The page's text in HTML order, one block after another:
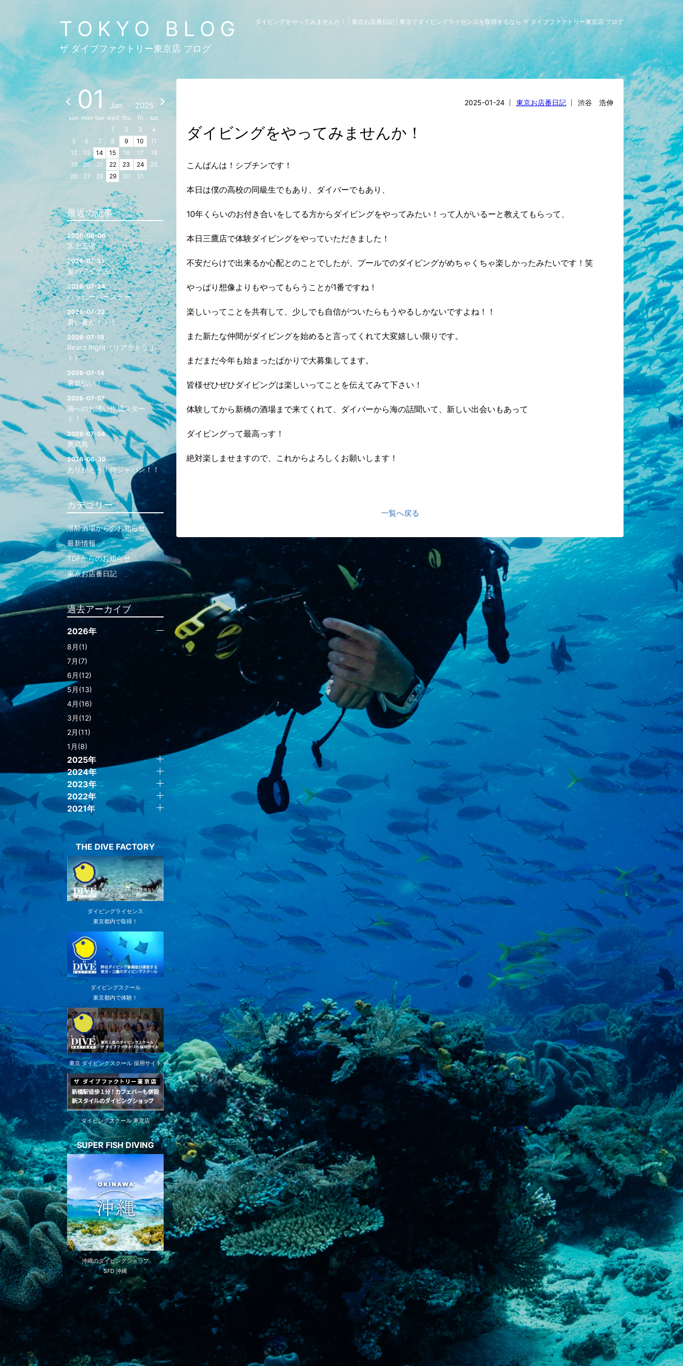
TOKYO BLOG
ザ ダイブファクトリー東京店 ブログ
ダイビングをやってみませんか！ | 東京お店番日記 | 東京でダイビングライセンスを取得するなら ザ ダイブファクトリー東京店 ブログ
2025-01-24 東京お店番日記 渋谷 浩伸
ダイビングをやってみませんか！
こんばんは！シブチンです！
本日は僕の高校の同級生でもあり、ダイバーでもあり、
10年くらいのお付き合いをしてる方からダイビングをやってみたい！って人がいるーと教えてもらって、
本日三鷹店で体験ダイビングをやっていただきました！
不安だらけで出来るか心配とのことでしたが、プールでのダイビングがめちゃくちゃ楽しかったみたいです！笑
やっぱり想像よりもやってもらうことが1番ですね！
楽しいってことを共有して、少しでも自信がついたらもうやるしかないですよね！！
また新たな仲間がダイビングを始めると言ってくれて大変嬉しい限りです。
まだまだ今年も始まったばかりで大募集してます。
皆様ぜひぜひダイビングは楽しいってことを伝えてみて下さい！
体験してから新橋の酒場まで来てくれて、ダイバーから海の話聞いて、新しい出会いもあって
ダイビングって最高っす！
絶対楽しませますので、これからよろしくお願いします！
一覧へ戻る
01 Jan 2025
sun mon tue wed thu fri
sat
1
2 3
4
5
6 7 8 9 10
11
12
13 14 15 16 17
18
19
20 21 22 23 24
25
26
27 28 29 30 31
最近の記事
2026-08-06
富士五湖
2026-07-31
夏のアイテム！
2026-07-24
ハッピーバースデー
2026-07-22
暑い夏が！！！
2026-07-19
React Right（リアクトライ
ト）
2026-07-14
暑気払い！
2026-07-07
海へのお誘い作成スター
ト！！
2026-07-04
奥武島
2026-06-30
ありがとう！侍ジャパン！！
カテゴリー
潜酔酒場からのお知らせ
最新情報
TDFからのお知らせ
東京お店番日記
過去アーカイブ
2026年
8月(1)
7月(7)
6月(12)
5月(13)
4月(16)
3月(12)
2月(11)
1月(8)
2025年
2024年
2023年
2022年
2021年
THE DIVE FACTORY
ダイビングライセンス
東京都内で取得！
ダイビングスクール
東京都内で体験！
東京 ダイビングスクール 採用サイト
ダイビングスクール 東京店
SUPER FISH DIVING
沖縄のダイビングショップ
SFD 沖縄